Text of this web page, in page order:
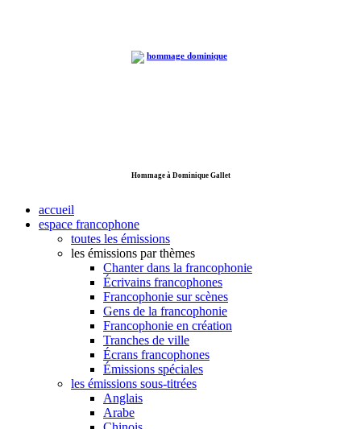
Hommage à Dominique Gallet
accueil
espace francophone
toutes les émissions
les émissions par thèmes
Chanter dans la francophonie
Écrivains francophones
Francophonie sur scènes
Gens de la francophonie
Francophonie en création
Tranches de ville
Écrans francophones
Émissions spéciales
les émissions sous-titrées
Anglais
Arabe